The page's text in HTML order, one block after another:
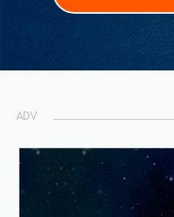
ADV